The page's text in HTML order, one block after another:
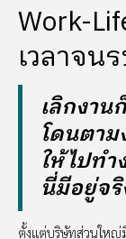
Work-
เวลาจน
เลิกงา
โดนตา
ให้ไปทำ
นี่มีอยู่จริ
ตั้งแต่บริษัทส่วนใหญ่